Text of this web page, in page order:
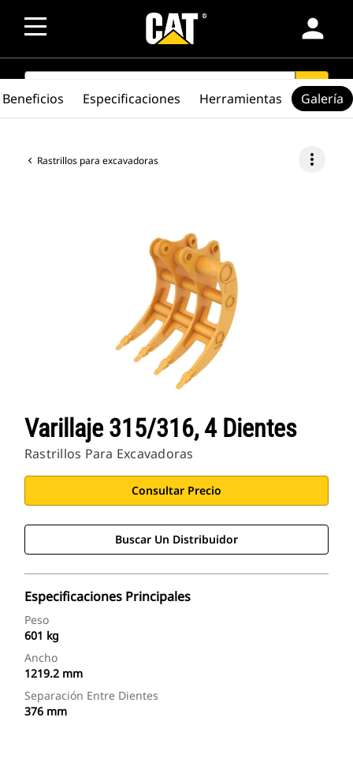
person
SEARCH search
Rastrillos para excavadoras more_vert
Varillaje 315/316, 4 Dientes
Rastrillos Para Excavadoras
Consultar Precio
Buscar Un Distribuidor
Especificaciones Principales
Peso
601 kg
Ancho
1219.2 mm
Separación Entre Dientes
376 mm
Beneficios Especificaciones Herramientas Galería